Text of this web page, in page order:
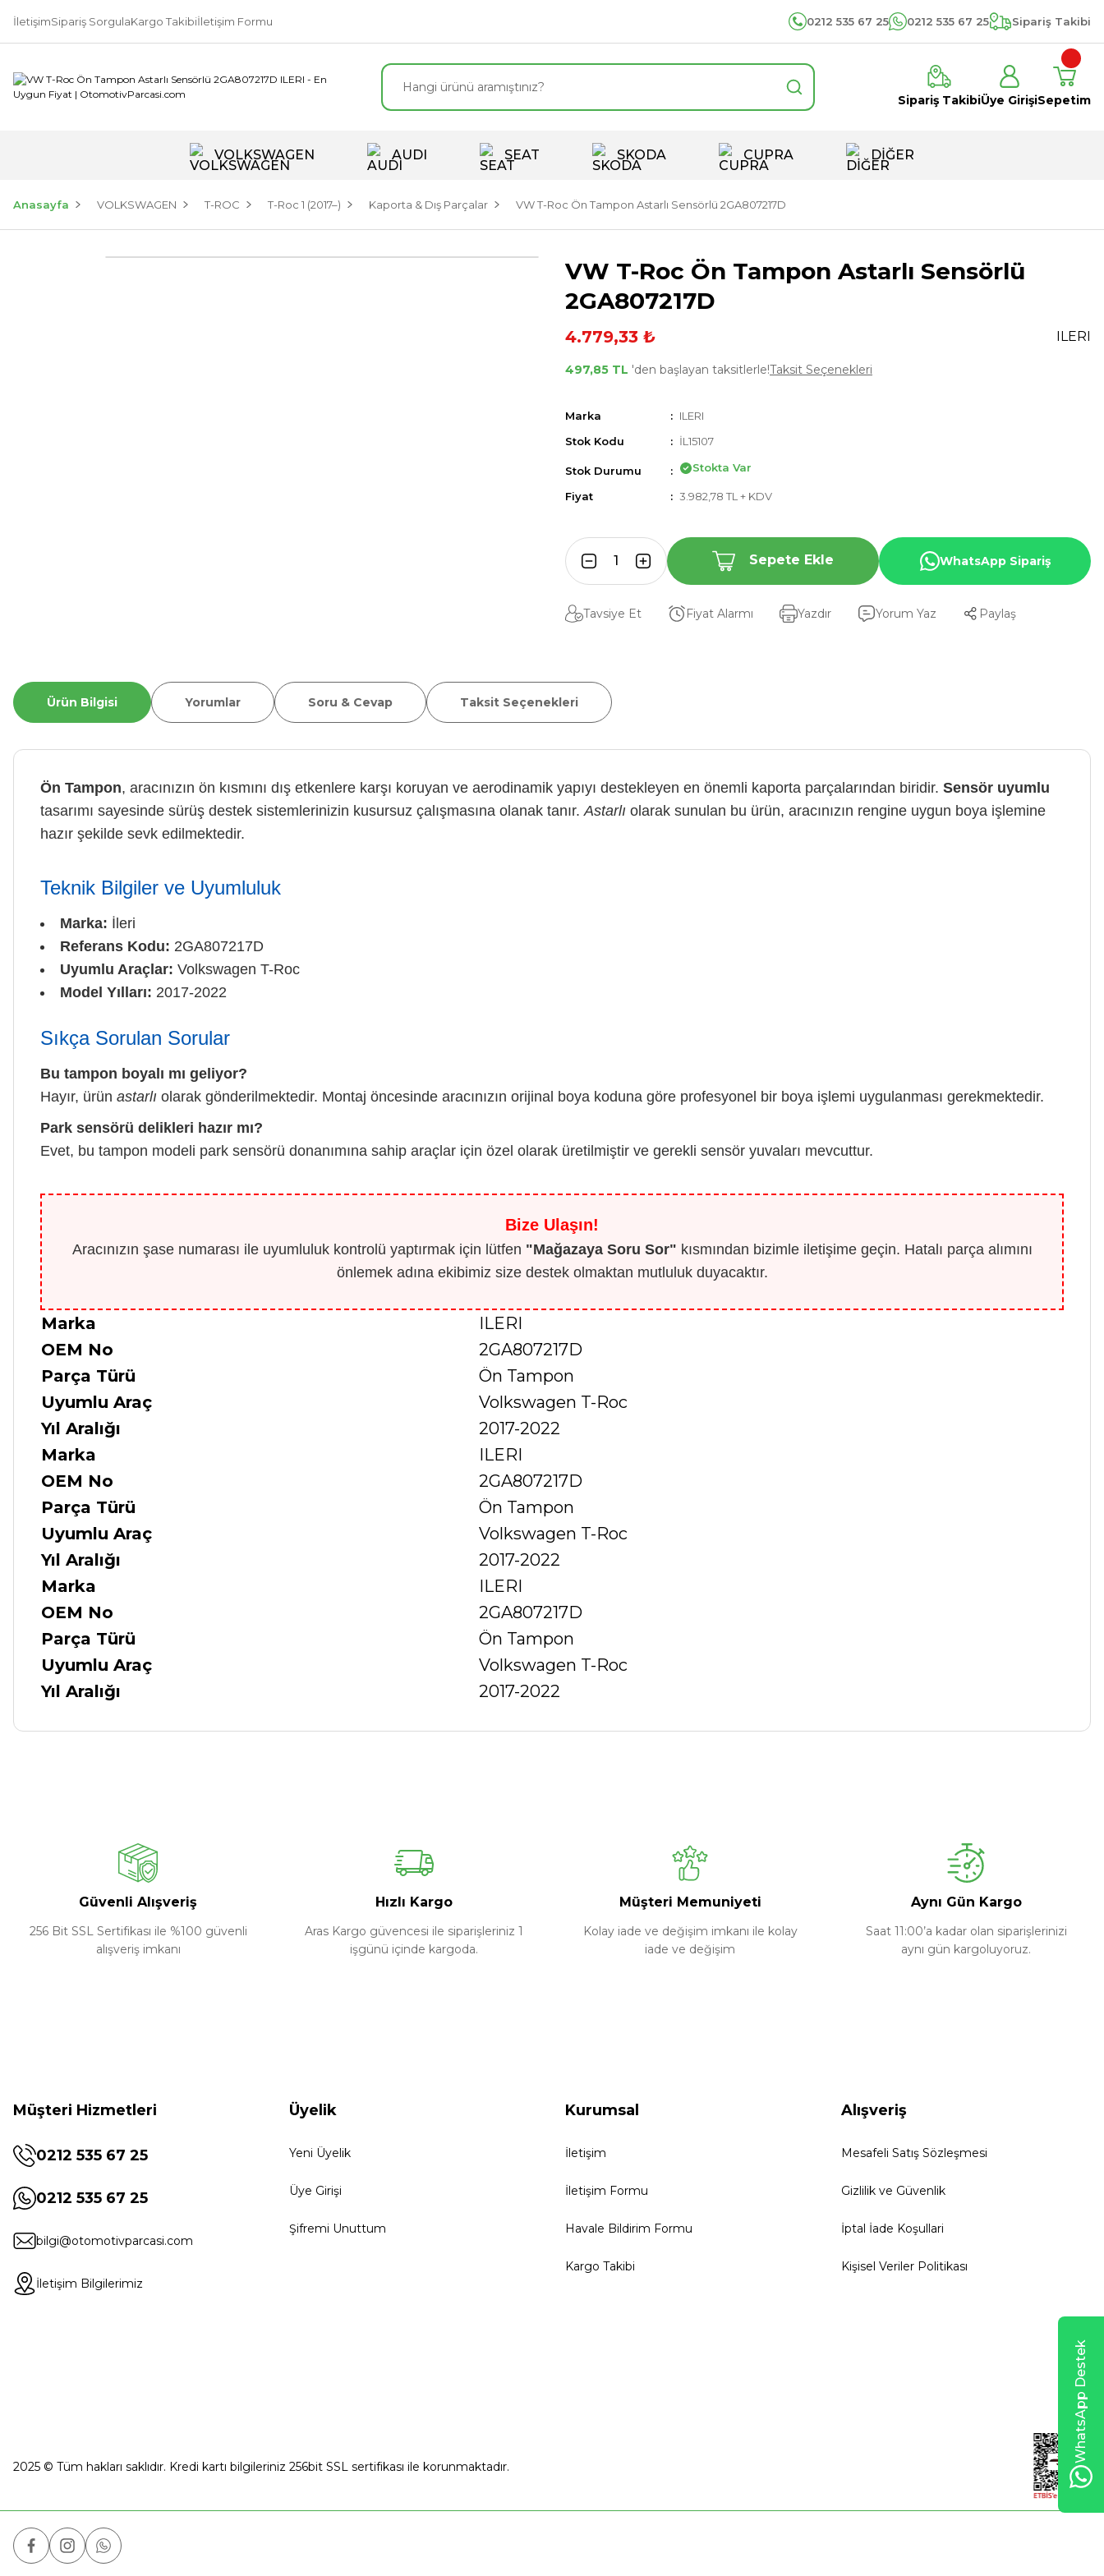
İletişimSipariş SorgulaKargo Takibiİletişim Formu 0212 535 67 25 0212 535 67 25 Sipariş Takibi
Sipariş TakibiÜye GirişiSepetim
VOLKSWAGEN AUDI SEAT SKODA CUPRA DİĞER
Anasayfa VOLKSWAGEN T-ROC T-Roc 1 (2017–) Kaporta & Dış Parçalar VW T-Roc Ön Tampon Astarlı Sensörlü 2GA807217D
VW T-Roc Ön Tampon Astarlı Sensörlü
2GA807217D
4.779,33 ₺ ILERI
497,85 TL 'den başlayan taksitlerle!Taksit Seçenekleri
Marka
ILERI
Stok Kodu
İL15107
Stok Durumu Stokta Var
Fiyat 3.982,78 TL + KDV
Sepete Ekle WhatsApp Sipariş
Tavsiye Et Fiyat Alarmı Yazdır Yorum Yaz Paylaş
Ürün Bilgisi Yorumlar Soru & Cevap Taksit Seçenekleri
Ön Tampon, aracınızın ön kısmını dış etkenlere karşı koruyan ve aerodinamik yapıyı destekleyen en önemli kaporta parçalarından biridir. Sensör uyumlu
tasarımı sayesinde sürüş destek sistemlerinizin kusursuz çalışmasına olanak tanır. Astarlı olarak sunulan bu ürün, aracınızın rengine uygun boya işlemine
hazır şekilde sevk edilmektedir.
Teknik Bilgiler ve Uyumluluk
Marka: İleri
Referans Kodu: 2GA807217D
Uyumlu Araçlar: Volkswagen T-Roc
Model Yılları: 2017-2022
Sıkça Sorulan Sorular
Bu tampon boyalı mı geliyor?
Hayır, ürün astarlı olarak gönderilmektedir. Montaj öncesinde aracınızın orijinal boya koduna göre profesyonel bir boya işlemi uygulanması gerekmektedir.
Park sensörü delikleri hazır mı?
Evet, bu tampon modeli park sensörü donanımına sahip araçlar için özel olarak üretilmiştir ve gerekli sensör yuvaları mevcuttur.
Bize Ulaşın!
Aracınızın şase numarası ile uyumluluk kontrolü yaptırmak için lütfen "Mağazaya Soru Sor" kısmından bizimle iletişime geçin. Hatalı parça alımını
önlemek adına ekibimiz size destek olmaktan mutluluk duyacaktır.
Marka
ILERI
OEM No
2GA807217D
Parça Türü
Ön Tampon
Uyumlu Araç
Volkswagen T-Roc
Yıl Aralığı
2017-2022
Marka
ILERI
OEM No
2GA807217D
Parça Türü
Ön Tampon
Uyumlu Araç
Volkswagen T-Roc
Yıl Aralığı
2017-2022
Marka
ILERI
OEM No
2GA807217D
Parça Türü
Ön Tampon
Uyumlu Araç
Volkswagen T-Roc
Yıl Aralığı
2017-2022
Güvenli Alışveriş
256 Bit SSL Sertifikası ile %100 güvenli
alışveriş imkanı
Hızlı Kargo
Aras Kargo güvencesi ile siparişleriniz 1
işgünü içinde kargoda.
Müşteri Memuniyeti
Kolay iade ve değişim imkanı ile kolay
iade ve değişim
Aynı Gün Kargo
Saat 11:00’a kadar olan siparişlerinizi
aynı gün kargoluyoruz.
Müşteri Hizmetleri
0212 535 67 25
0212 535 67 25
bilgi@otomotivparcasi.com
İletişim Bilgilerimiz
Üyelik
Yeni Üyelik
Üye Girişi
Şifremi Unuttum
Kurumsal
İletişim
İletişim Formu
Havale Bildirim Formu
Kargo Takibi
Alışveriş
Mesafeli Satış Sözleşmesi
Gizlilik ve Güvenlik
İptal İade Koşullari
Kişisel Veriler Politikası
2025 © Tüm hakları saklıdır. Kredi kartı bilgileriniz 256bit SSL sertifikası ile korunmaktadır.
WhatsApp Destek